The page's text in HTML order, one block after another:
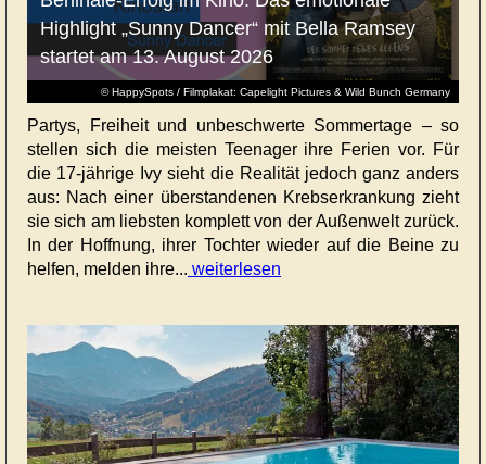
© HappySpots / Filmplakat: Capelight Pictures & Wild Bunch Germany
Highlight „Sunny Dancer“ mit Bella Ramsey
startet am 13. August 2026
Partys, Freiheit und unbeschwerte Sommertage – so
stellen sich die meisten Teenager ihre Ferien vor. Für
die 17-jährige Ivy sieht die Realität jedoch ganz anders
aus: Nach einer überstandenen Krebserkrankung zieht
sie sich am liebsten komplett von der Außenwelt zurück.
In der Hoffnung, ihrer Tochter wieder auf die Beine zu
helfen, melden ihre... weiterlesen